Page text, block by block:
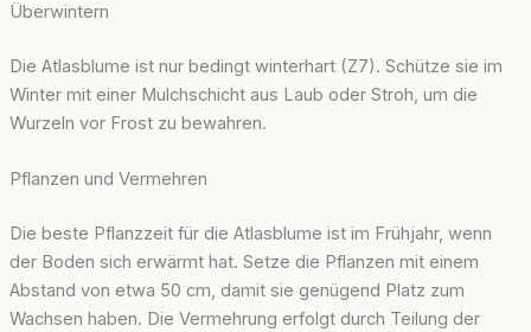
Überwintern
Die Atlasblume ist nur bedingt winterhart (Z7). Schütze sie im
Winter mit einer Mulchschicht aus Laub oder Stroh, um die
Wurzeln vor Frost zu bewahren.
Pflanzen und Vermehren
Die beste Pflanzzeit für die Atlasblume ist im Frühjahr, wenn
der Boden sich erwärmt hat. Setze die Pflanzen mit einem
Abstand von etwa 50 cm, damit sie genügend Platz zum
Wachsen haben. Die Vermehrung erfolgt durch Teilung der